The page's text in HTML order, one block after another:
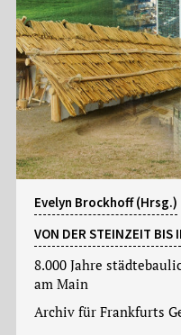
Evelyn Brockhoff (Hrsg.)
VON DER STEINZEIT BIS
8.000 Jahre
am Main
Archiv für Frankfurts